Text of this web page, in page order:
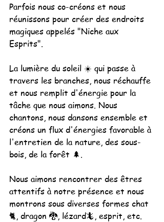
Parfois nous co-créons et nous
réunissons pour créer des endroits
magiques appelés "Niche aux
Esprits".
La lumière du soleil ☀️ qui passe à
travers les branches, nous réchauffe
et nous remplit d'énergie pour la
tâche que nous aimons. Nous
chantons, nous dansons ensemble et
créons un flux d'énergies favorable à
l'entretien de la nature, des sous-
bois, de la forêt 🌲.
Nous aimons rencontrer des êtres
attentifs à notre présence et nous
montrons sous diverses formes chat
🐈, dragon 🐉, lézard🦎, esprit, etc.